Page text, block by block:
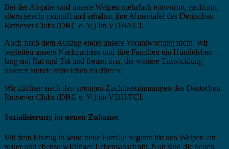
Bei der Abgabe sind unsere Welpen mehrfach entwurmt, gechippt,
altersgerecht geimpft und erhalten ihre Ahnentafel des Deutschen
Retriever Clubs (DRC e. V.) im VDH/FCI.
Auch nach dem Auszug endet unsere Verantwortung nicht. Wir
begleiten unsere Nachzuchten und ihre Familien ein Hundeleben
lang mit Rat und Tat und freuen uns, die weitere Entwicklung
unserer Hunde miterleben zu dürfen.
Wir züchten nach den strengen Zuchtbestimmungen des Deutschen
Retriever Clubs (DRC e. V.) im VDH/FCI.
Sozialisierung im neuen Zuhause
Mit dem Einzug in seine neue Familie beginnt für den Welpen ein
neuer und ebenso wichtiger Lebensabschnitt. Nun sind die neuen